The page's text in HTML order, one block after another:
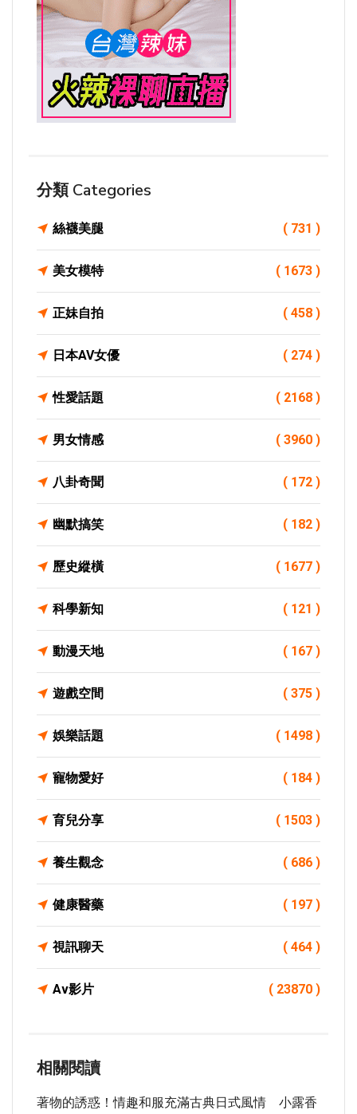
分類 Categories
絲襪美腿 ( 731 )
美女模特 ( 1673 )
正妹自拍 ( 458 )
日本AV女優 ( 274 )
性愛話題 ( 2168 )
男女情感 ( 3960 )
八卦奇聞 ( 172 )
幽默搞笑 ( 182 )
歷史縱橫 ( 1677 )
科學新知 ( 121 )
動漫天地 ( 167 )
遊戲空間 ( 375 )
娛樂話題 ( 1498 )
寵物愛好 ( 184 )
育兒分享 ( 1503 )
養生觀念 ( 686 )
健康醫藥 ( 197 )
視訊聊天 ( 464 )
Av影片 ( 23870 )
相關閱讀
著物的誘惑！情趣和服充滿古典日式風情 小露香